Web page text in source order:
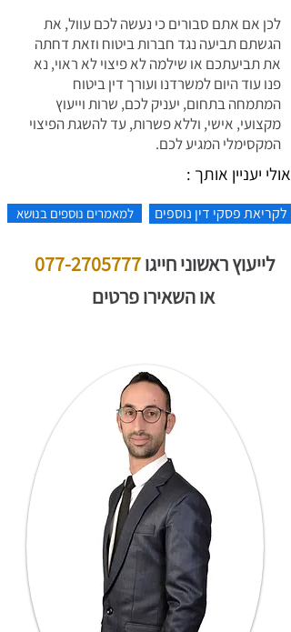
לכן אם אתם סבורים כי נעשה לכם עוול, את
הגשתם תביעה נגד חברות ביטוח וזאת דחתה
את תביעתכם או שילמה לא פיצוי לא ראוי, נא
פנו עוד היום למשרדנו ועורך דין ביטוח
המתמחה בתחום, יעניק לכם, שרות וייעוץ
מקצועי, אישי, וללא פשרות, עד להשגת הפיצוי
המקסימלי המגיע לכם.
אולי יעניין אותך :
למאמרים נוספים בנושא לקריאת פסקי דין נוספים
לייעוץ ראשוני חייגו077-2705777
או השאירו פרטים